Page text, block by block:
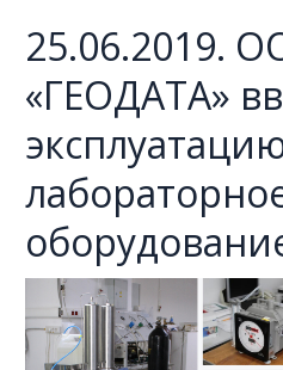
25.06.2019.
«ГЕОДАТА»